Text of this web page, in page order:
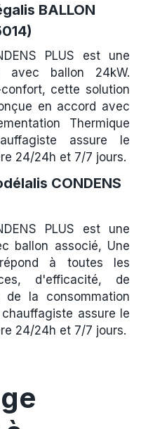
BALLON
PLUS est une
avec ballon 24kW.
cette solution
en accord avec
Thermique
assure le
24/24h et 7/7 jours.
CONDENS
PLUS est une
ballon associé, Une
à toutes les
d'efficacité, de
la consommation
assure le
24/24h et 7/7 jours.